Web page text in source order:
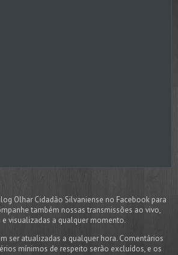
Olhar Cidadão Silvaniense no Facebook para
também nossas transmissões ao vivo,
visualizadas a qualquer momento.
ser atualizadas a qualquer hora. Comentários
mínimos de respeito serão excluídos, e os